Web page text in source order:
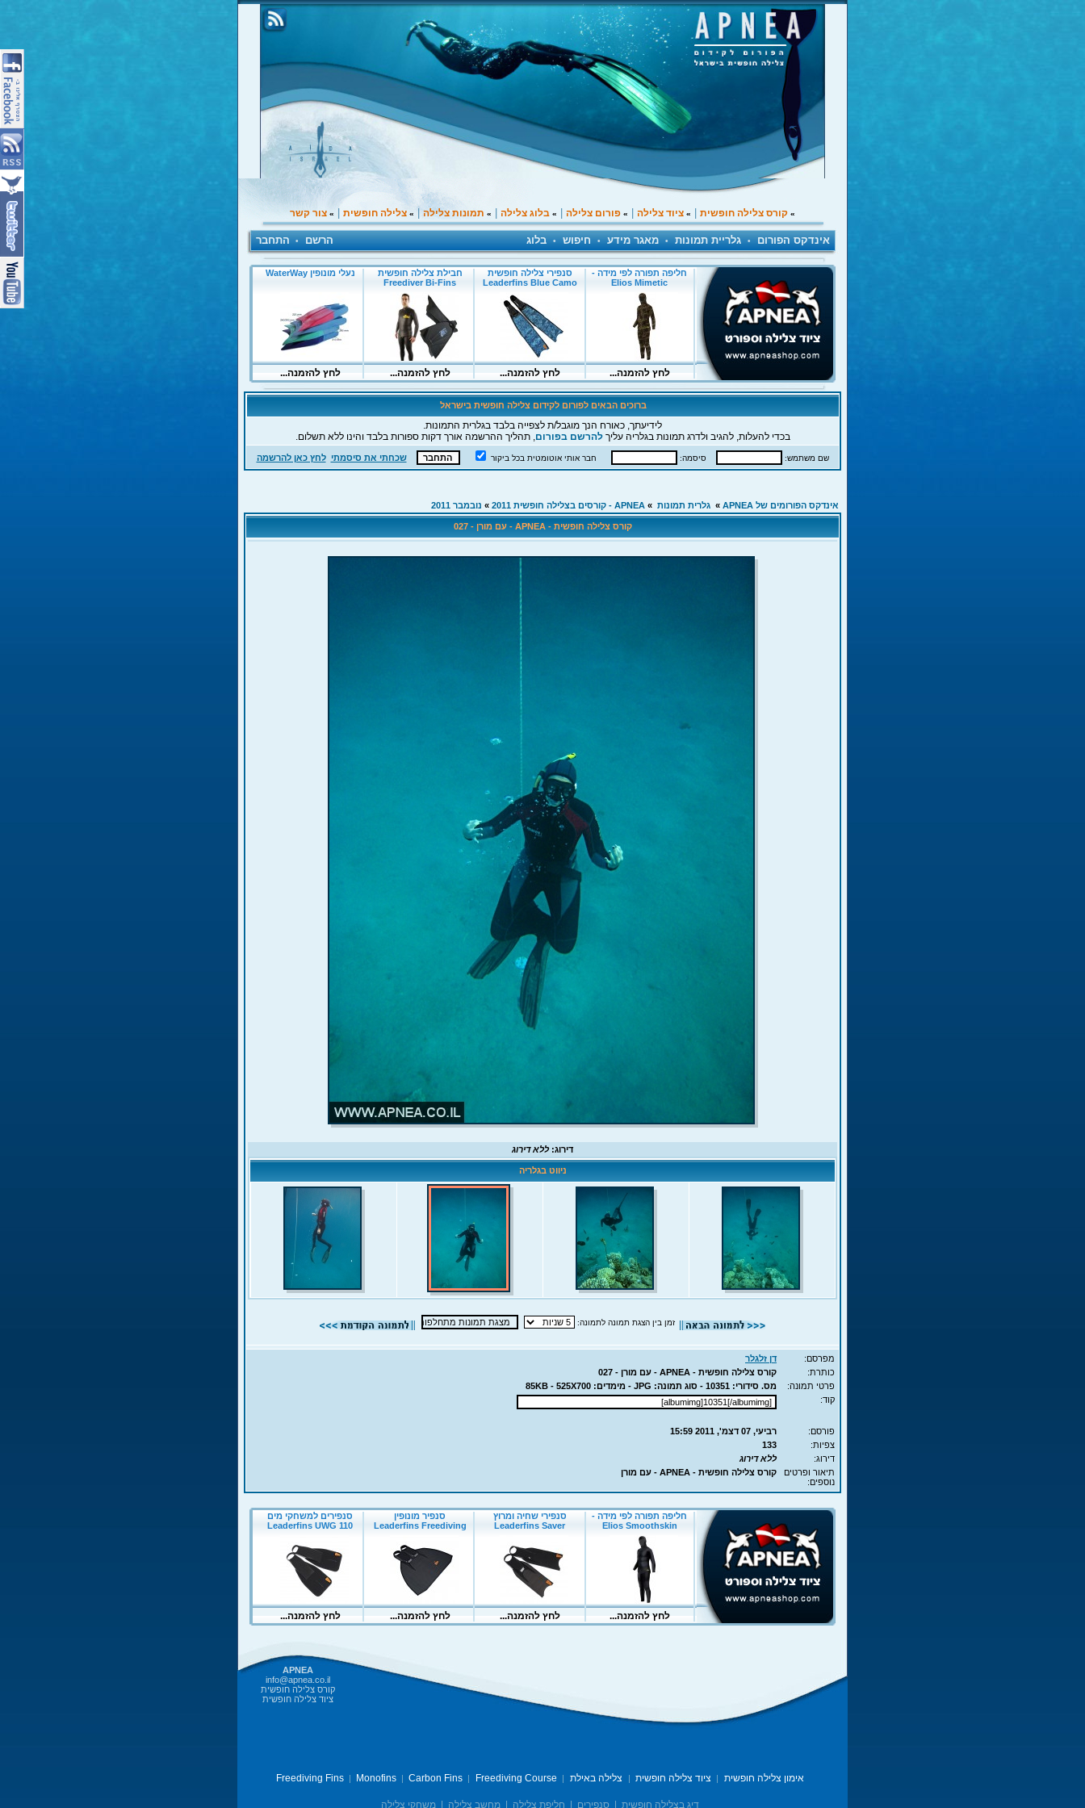
» קורס צלילה חופשית |
» ציוד צלילה |
» פורום צלילה |
» בלוג צלילה |
» תמונות צלילה |
» צלילה חופשית |
» צור קשר
אינדקס הפורום • גלריית תמונות • מאגר מידע • חיפוש • בלוג הרשם • התחבר
ברוכים הבאים לפורום לקידום צלילה חופשית בישראל
לידיעתך, כאורח הנך מוגבל/ת לצפייה בלבד בגלרית התמונות.
בכדי להעלות, להגיב ולדרג תמונות בגלריה עליךלהרשם בפורום, תהליך ההרשמה אורך דקות ספורות בלבד והינו ללא תשלום.
שם משתמש: סיסמה: חבר אותי אוטומטית בכל ביקור שכחתי את סיסמתי לחץ כאן להרשמה
אינדקס הפורומים של APNEA » גלרית תמונות » APNEA - קורסים בצלילה חופשית 2011 » נובמבר 2011
קורס צלילה חופשית - APNEA - עם מורן - 027
דירוג:ללא דירוג
ניווט בגלריה
זמן בין הצגת תמונה לתמונה:
מפרסם:
דן זלגלר
כותרת:
קורס צלילה חופשית - APNEA - עם מורן - 027
פרטי תמונה:
מס. סידורי: 10351 - סוג תמונה: JPG - מימדים: 85KB - 525X700
קוד:
פורסם:
רביעי, 07 דצמ', 2011 15:59
צפיות:
133
דירוג:
ללא דירוג
תיאור ופרטים
נוספים:
קורס צלילה חופשית - APNEA - עם מורן
APNEA
info@apnea.co.il
קורס צלילה חופשית
ציוד צלילה חופשית
אימון צלילה חופשית | ציוד צלילה חופשית | צלילה באילת |
Freediving Fins| Monofins| Carbon Fins| Freediving Course
דיג בצלילה חופשית סנפירים חליפת צלילה מחשב צלילה משחקי צלילה